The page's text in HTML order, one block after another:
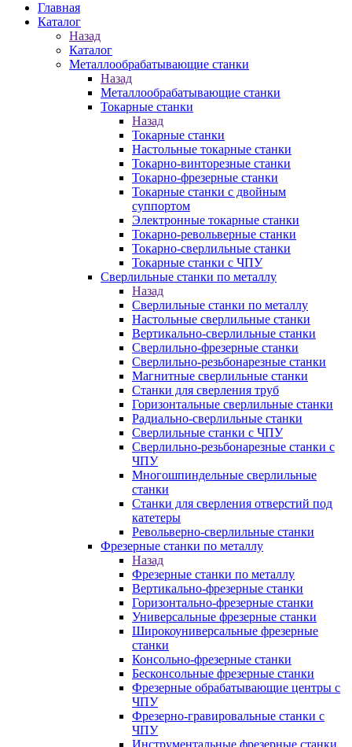
Главная
Каталог
Назад
Каталог
Металлообрабатывающие станки
Назад
Металлообрабатывающие станки
Токарные станки
Назад
Токарные станки
Настольные токарные станки
Токарно-винторезные станки
Токарно-фрезерные станки
Токарные станки с двойным
суппортом
Электронные токарные станки
Токарно-револьверные станки
Токарно-сверлильные станки
Токарные станки с ЧПУ
Сверлильные станки по металлу
Назад
Сверлильные станки по металлу
Настольные сверлильные станки
Вертикально-сверлильные станки
Сверлильно-фрезерные станки
Сверлильно-резьбонарезные станки
Магнитные сверлильные станки
Станки для сверления труб
Горизонтальные сверлильные станки
Радиально-сверлильные станки
Сверлильные станки с ЧПУ
Сверлильно-резьбонарезные станки с
ЧПУ
Многошпиндельные сверлильные
станки
Станки для сверления отверстий под
катетеры
Револьверно-сверлильные станки
Фрезерные станки по металлу
Назад
Фрезерные станки по металлу
Вертикально-фрезерные станки
Горизонтально-фрезерные станки
Универсальные фрезерные станки
Широкоуниверсальные фрезерные
станки
Консольно-фрезерные станки
Бесконсольные фрезерные станки
Фрезерные обрабатывающие центры с
ЧПУ
Фрезерно-гравировальные станки с
ЧПУ
Инструментальные фрезерные станки